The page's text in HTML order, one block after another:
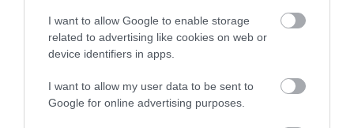
I want to allow Google to enable storage
related to advertising like cookies on web or
device identifiers in apps.
I want to allow my user data to be sent to
Google for online advertising purposes.